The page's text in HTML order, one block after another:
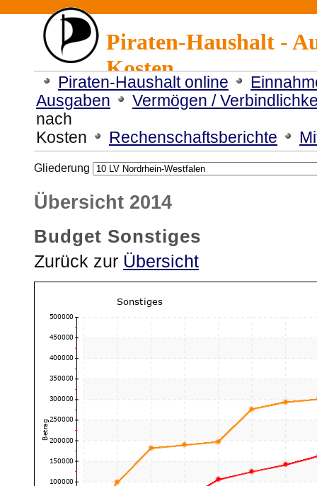
Piraten-Haushalt -
Kosten
Piraten-Haushalt online
Ausgaben
Vermögen /
nach
Kosten
Rechenschaftsberichte
Gliederung
Übersicht 2014
Budget Sonstiges
Zurück zur Übersicht